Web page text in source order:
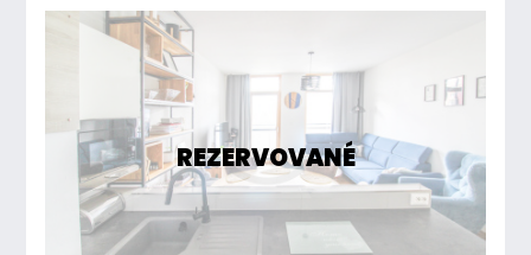
REZERVOVANÉ